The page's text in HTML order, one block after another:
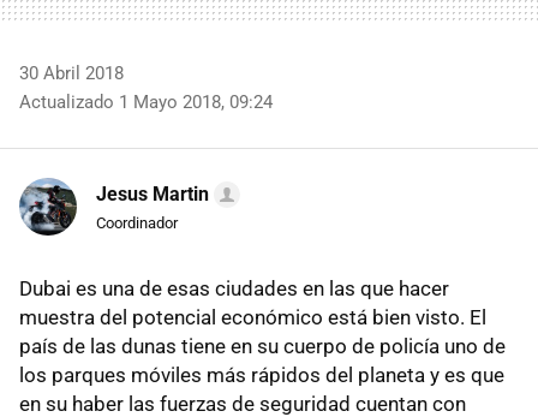
30 Abril 2018
Actualizado 1 Mayo 2018, 09:24
Jesus Martin
Coordinador
Dubai es una de esas ciudades en las que hacer
muestra del potencial económico está bien visto. El
país de las dunas tiene en su cuerpo de policía uno de
los parques móviles más rápidos del planeta y es que
en su haber las fuerzas de seguridad cuentan con